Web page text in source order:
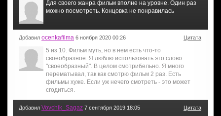
Для своего жанра фильм вполне на уровне. Один раз
можно посмотреть. Концовка не понравилась
Добавил ocenkafilma 6 ноября 2020 00:26 Цитата
5 из 10. Фильм муть, но в нем есть что-то
своеобразное. Я люблю использовать это слово
"своеобразный". В целом смотрибельно. Я много
перематывал, так как смотрю фильм 2 раз. Есть
фильмы хуже. Если уж нечего смотреть - это может
сгодиться.
Добавил Vovchik_Sagaz 7 сентября 2019 18:05 Цитата